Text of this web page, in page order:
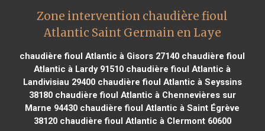
Zone intervention chaudière fioul
Atlantic Saint Germain en Laye
chaudière fioul Atlantic à Gisors 27140 chaudière fioul
Atlantic à Lardy 91510 chaudière fioul Atlantic à
Landivisiau 29400chaudière fioul Atlantic à Seyssins
38180chaudière fioul Atlantic à Chennevières sur
Marne 94430 chaudière fioul Atlantic à Saint Égrève
38120chaudière fioul Atlantic à Clermont 60600